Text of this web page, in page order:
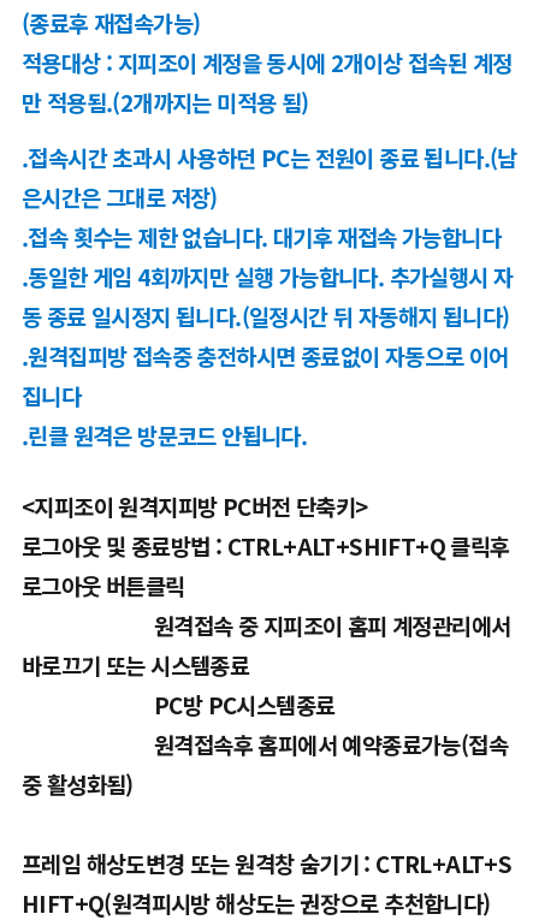
(종료후 재접속가능)
적용대상 : 지피조이 계정을 동시에 2개이상 접속된 계정
만 적용됨.(2개까지는 미적용 됨)
.접속시간 초과시 사용하던 PC는 전원이 종료 됩니다.(남
은시간은 그대로 저장)
.접속 횟수는 제한 없습니다. 대기후 재접속 가능합니다
.동일한 게임 4회까지만 실행 가능합니다. 추가실행시 자
동 종료 일시정지 됩니다.(일정시간 뒤 자동해지 됩니다)
.원격집피방 접속중 충전하시면 종료없이 자동으로 이어
집니다
.린클 원격은 방문코드 안됩니다.
<지피조이 원격지피방 PC버전 단축키>
로그아웃 및 종료방법 : CTRL+ALT+SHIFT+Q 클릭후
로그아웃 버튼클릭
원격접속 중 지피조이 홈피 계정관리에서
바로끄기 또는 시스템종료
PC방 PC시스템종료
원격접속후 홈피에서 예약종료가능(접속
중 활성화됨)
프레임 해상도변경 또는 원격창 숨기기 : CTRL+ALT+S
HIFT+Q(원격피시방 해상도는 권장으로 추천합니다)